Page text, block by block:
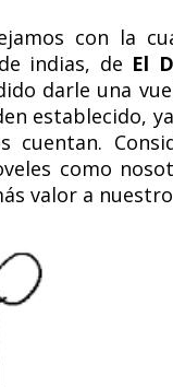
con la
indias, de El
darle una
establecido,
cuentan.
como
valor a